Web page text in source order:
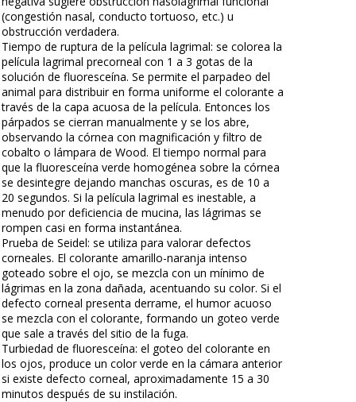
(congestión nasal, conducto tortuoso, etc.) u
obstrucción verdadera.
Tiempo de ruptura de la película lagrimal: se colorea la
película lagrimal precorneal con 1 a 3 gotas de la
solución de fluoresceína. Se permite el parpadeo del
animal para distribuir en forma uniforme el colorante a
través de la capa acuosa de la película. Entonces los
párpados se cierran manualmente y se los abre,
observando la córnea con magnificación y filtro de
cobalto o lámpara de Wood. El tiempo normal para
que la fluoresceína verde homogénea sobre la córnea
se desintegre dejando manchas oscuras, es de 10 a
20 segundos. Si la película lagrimal es inestable, a
menudo por deficiencia de mucina, las lágrimas se
rompen casi en forma instantánea.
Prueba de Seidel: se utiliza para valorar defectos
corneales. El colorante amarillo-naranja intenso
goteado sobre el ojo, se mezcla con un mínimo de
lágrimas en la zona dañada, acentuando su color. Si el
defecto corneal presenta derrame, el humor acuoso
se mezcla con el colorante, formando un goteo verde
que sale a través del sitio de la fuga.
Turbiedad de fluoresceína: el goteo del colorante en
los ojos, produce un color verde en la cámara anterior
si existe defecto corneal, aproximadamente 15 a 30
minutos después de su instilación.